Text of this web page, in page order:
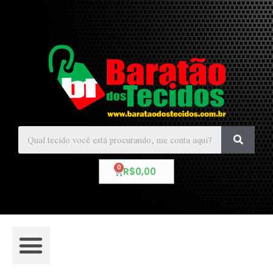
R$0,00